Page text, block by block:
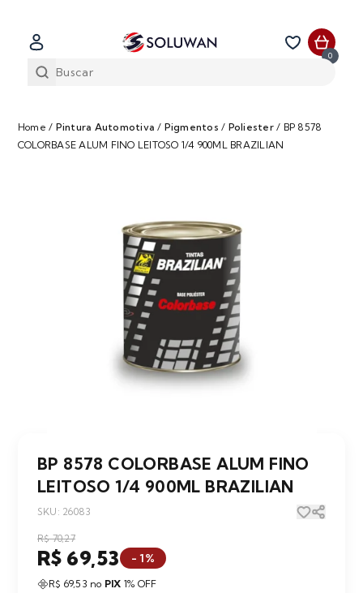
0
Home / Pintura Automotiva / Pigmentos / Poliester/ BP 8578
COLORBASE ALUM FINO LEITOSO 1/4 900ML BRAZILIAN
BP 8578 COLORBASE ALUM FINO
LEITOSO 1/4 900ML BRAZILIAN
SKU: 26083
R$ 70,27
R$ 69,53 - 1%
R$ 69,53 no PIX 1% OFF